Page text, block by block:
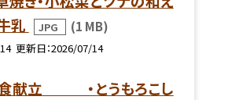
乳
JPG (1 MB)
更新日 2026/07/14
食献立 ・とうもろこし